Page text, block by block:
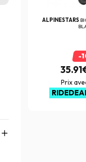
ALPINESTARS
-
Prix